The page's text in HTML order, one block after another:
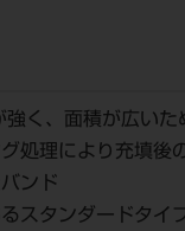
強く、面積が広い
処理により充填後
ンド
スタンダードタイ